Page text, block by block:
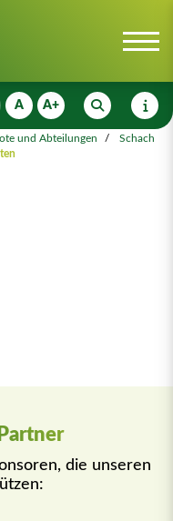
A A+
und Abteilungen
Schach
die unseren